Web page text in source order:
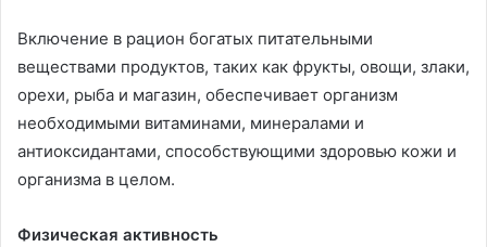
Включение в рацион богатых питательными
веществами продуктов, таких как фрукты, овощи, злаки,
орехи, рыба и магазин, обеспечивает организм
необходимыми витаминами, минералами и
антиоксидантами, способствующими здоровью кожи и
организма в целом.
Физическая активность